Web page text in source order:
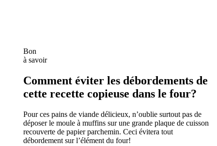
Bon
à savoir
Comment éviter les débordements de
cette recette copieuse dans le four?
Pour ces pains de viande délicieux, n’oublie surtout pas de
déposer le moule à muffins sur une grande plaque de cuisson
recouverte de papier parchemin. Ceci évitera tout
débordement sur l’élément du four!